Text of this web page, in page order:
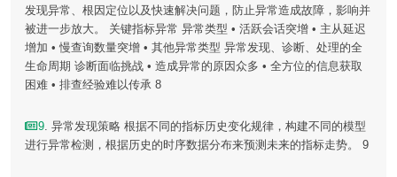
发现异常、根因定位以及快速解决问题，防止异常造成故障，影响并
被进一步放大。 关键指标异常 异常类型 • 活跃会话突增 • 主从延迟
增加 • 慢查询数量突增 • 其他异常类型 异常发现、诊断、处理的全
生命周期 诊断面临挑战 • 造成异常的原因众多 • 全方位的信息获取
困难 • 排查经验难以传承 8
9. 异常发现策略 根据不同的指标历史变化规律，构建不同的模型
进行异常检测，根据历史的时序数据分布来预测未来的指标走势。 9